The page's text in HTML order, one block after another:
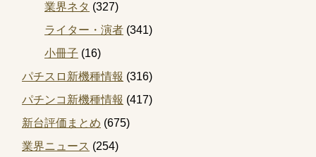
業界ネタ (327)
ライター・演者 (341)
小冊子 (16)
パチスロ新機種情報 (316)
パチンコ新機種情報 (417)
新台評価まとめ (675)
業界ニュース (254)